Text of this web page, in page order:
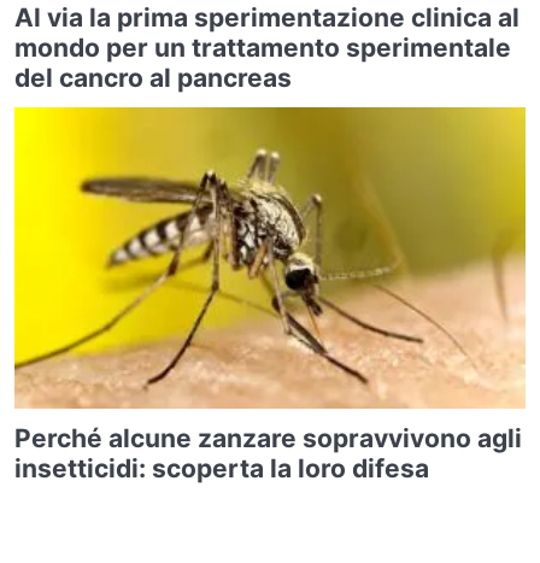
Al via la prima sperimentazione clinica al
mondo per un trattamento sperimentale
del cancro al pancreas
Perché alcune zanzare sopravvivono agli
insetticidi: scoperta la loro difesa